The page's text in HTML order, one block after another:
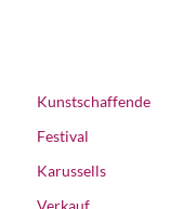
Kunstschaffende
Festival
Karussells
Verkauf